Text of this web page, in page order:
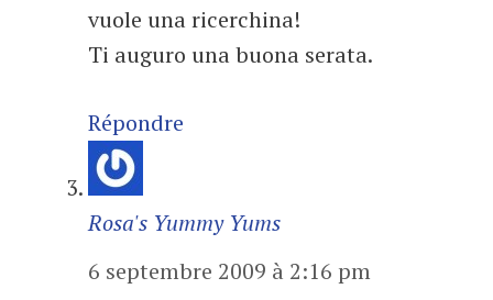
vuole una ricerchina!
Ti auguro una buona serata.
Répondre
Rosa's Yummy Yums
6 septembre 2009 à 2:16 pm